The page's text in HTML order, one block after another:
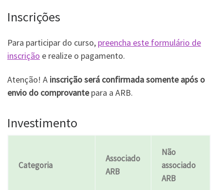
Inscrições
Para participar do curso, preencha este formulário de
inscrição e realize o pagamento.
Atenção! A inscrição será confirmada somente após o
envio do comprovantepara a ARB.
Investimento
Categoria
Associado
ARB
Não
associado
ARB